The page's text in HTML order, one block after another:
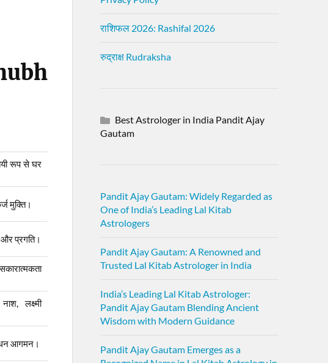
रूप से घर
मुक्ति।
प्रगति।
लक्ष्मी
आगमन।
राशिफल 2026: Rashifal 2026
रुद्राक्ष Rudraksha
Best Astrologer in India Pandit Ajay
Gautam
Pandit Ajay Gautam: Widely Regarded as
One of India’s Leading Lal Kitab
Astrologers
Pandit Ajay Gautam: A Renowned and
Trusted Lal Kitab Astrologer in India
India’s Leading Lal Kitab Astrologer:
Pandit Ajay Gautam Blending Ancient
Wisdom with Modern Guidance
Pandit Ajay Gautam Emerges as a